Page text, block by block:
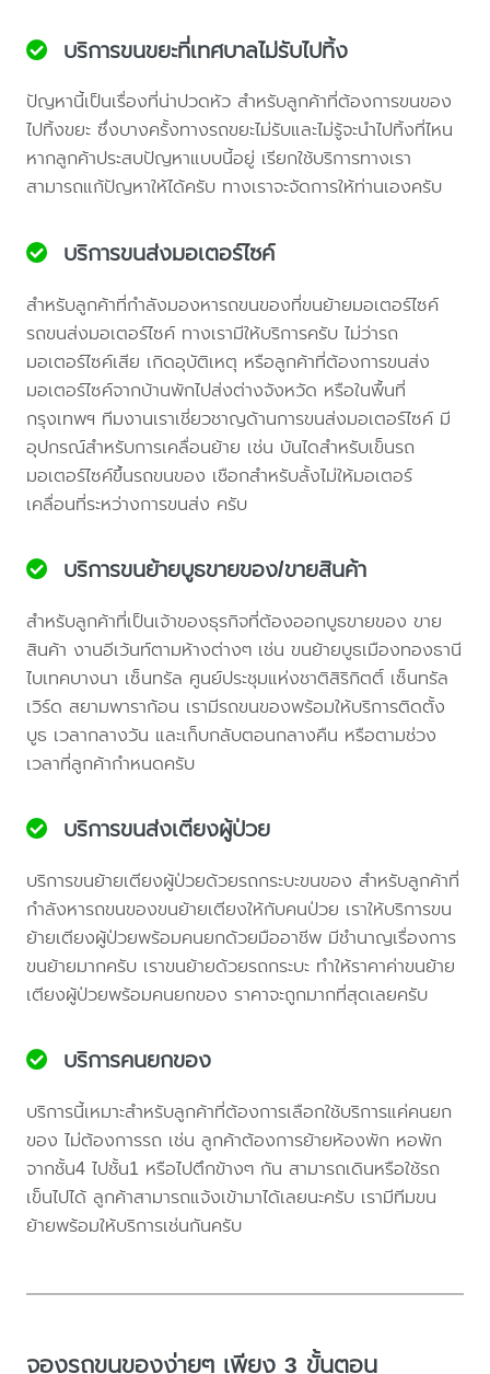
บริการขนขยะที่เทศบาลไม่รับไปทิ้ง
ปัญหานี้เป็นเรื่องที่น่าปวดหัว สำหรับลูกค้าที่ต้องการขนของ
ไปทิ้งขยะ ซึ่งบางครั้งทางรถขยะไม่รับและไม่รู้จะนำไปทิ้งที่ไหน
หากลูกค้าประสบปัญหาแบบนี้อยู่ เรียกใช้บริการทางเรา
สามารถแก้ปัญหาให้ได้ครับ ทางเราจะจัดการให้ท่านเองครับ
บริการขนส่งมอเตอร์ไซค์
สำหรับลูกค้าที่กำลังมองหารถขนของที่ขนย้ายมอเตอร์ไซค์
รถขนส่งมอเตอร์ไซค์ ทางเรามีให้บริการครับ ไม่ว่ารถ
มอเตอร์ไซค์เสีย เกิดอุบัติเหตุ หรือลูกค้าที่ต้องการขนส่ง
มอเตอร์ไซค์จากบ้านพักไปส่งต่างจังหวัด หรือในพื้นที่
กรุงเทพฯ ทีมงานเราเชี่ยวชาญด้านการขนส่งมอเตอร์ไซค์ มี
อุปกรณ์สำหรับการเคลื่อนย้าย เช่น บันไดสำหรับเข็นรถ
มอเตอร์ไซค์ขึ้นรถขนของ เชือกสำหรับลั้งไม่ให้มอเตอร์
เคลื่อนที่ระหว่างการขนส่ง ครับ
บริการขนย้ายบูธขายของ/ขายสินค้า
สำหรับลูกค้าที่เป็นเจ้าของธุรกิจที่ต้องออกบูธขายของ ขาย
สินค้า งานอีเว้นท์ตามห้างต่างๆ เช่น ขนย้ายบูธเมืองทองธานี
ไบเทคบางนา เซ็นทรัล ศูนย์ประชุมแห่งชาติสิริกิตติ์ เซ็นทรัล
เวิร์ด สยามพาราก้อน เรามีรถขนของพร้อมให้บริการติดตั้ง
บูธ เวลากลางวัน และเก็บกลับตอนกลางคืน หรือตามช่วง
เวลาที่ลูกค้ากำหนดครับ
บริการขนส่งเตียงผู้ป่วย
บริการขนย้ายเตียงผู้ป่วยด้วยรถกระบะขนของ สำหรับลูกค้าที่
กำลังหารถขนของขนย้ายเตียงให้กับคนป่วย เราให้บริการขน
ย้ายเตียงผู้ป่วยพร้อมคนยกด้วยมืออาชีพ มีชำนาญเรื่องการ
ขนย้ายมากครับ เราขนย้ายด้วยรถกระบะ ทำให้ราคาค่าขนย้าย
เตียงผู้ป่วยพร้อมคนยกของ ราคาจะถูกมากที่สุดเลยครับ
บริการคนยกของ
บริการนี้เหมาะสำหรับลูกค้าที่ต้องการเลือกใช้บริการแค่คนยก
ของ ไม่ต้องการรถ เช่น ลูกค้าต้องการย้ายห้องพัก หอพัก
จากชั้น4 ไปชั้น1 หรือไปตึกข้างๆ กัน สามารถเดินหรือใช้รถ
เข็นไปได้ ลูกค้าสามารถแจ้งเข้ามาได้เลยนะครับ เรามีทีมขน
ย้ายพร้อมให้บริการเช่นกันครับ
จองรถขนของง่ายๆ เพียง 3 ขั้นตอน